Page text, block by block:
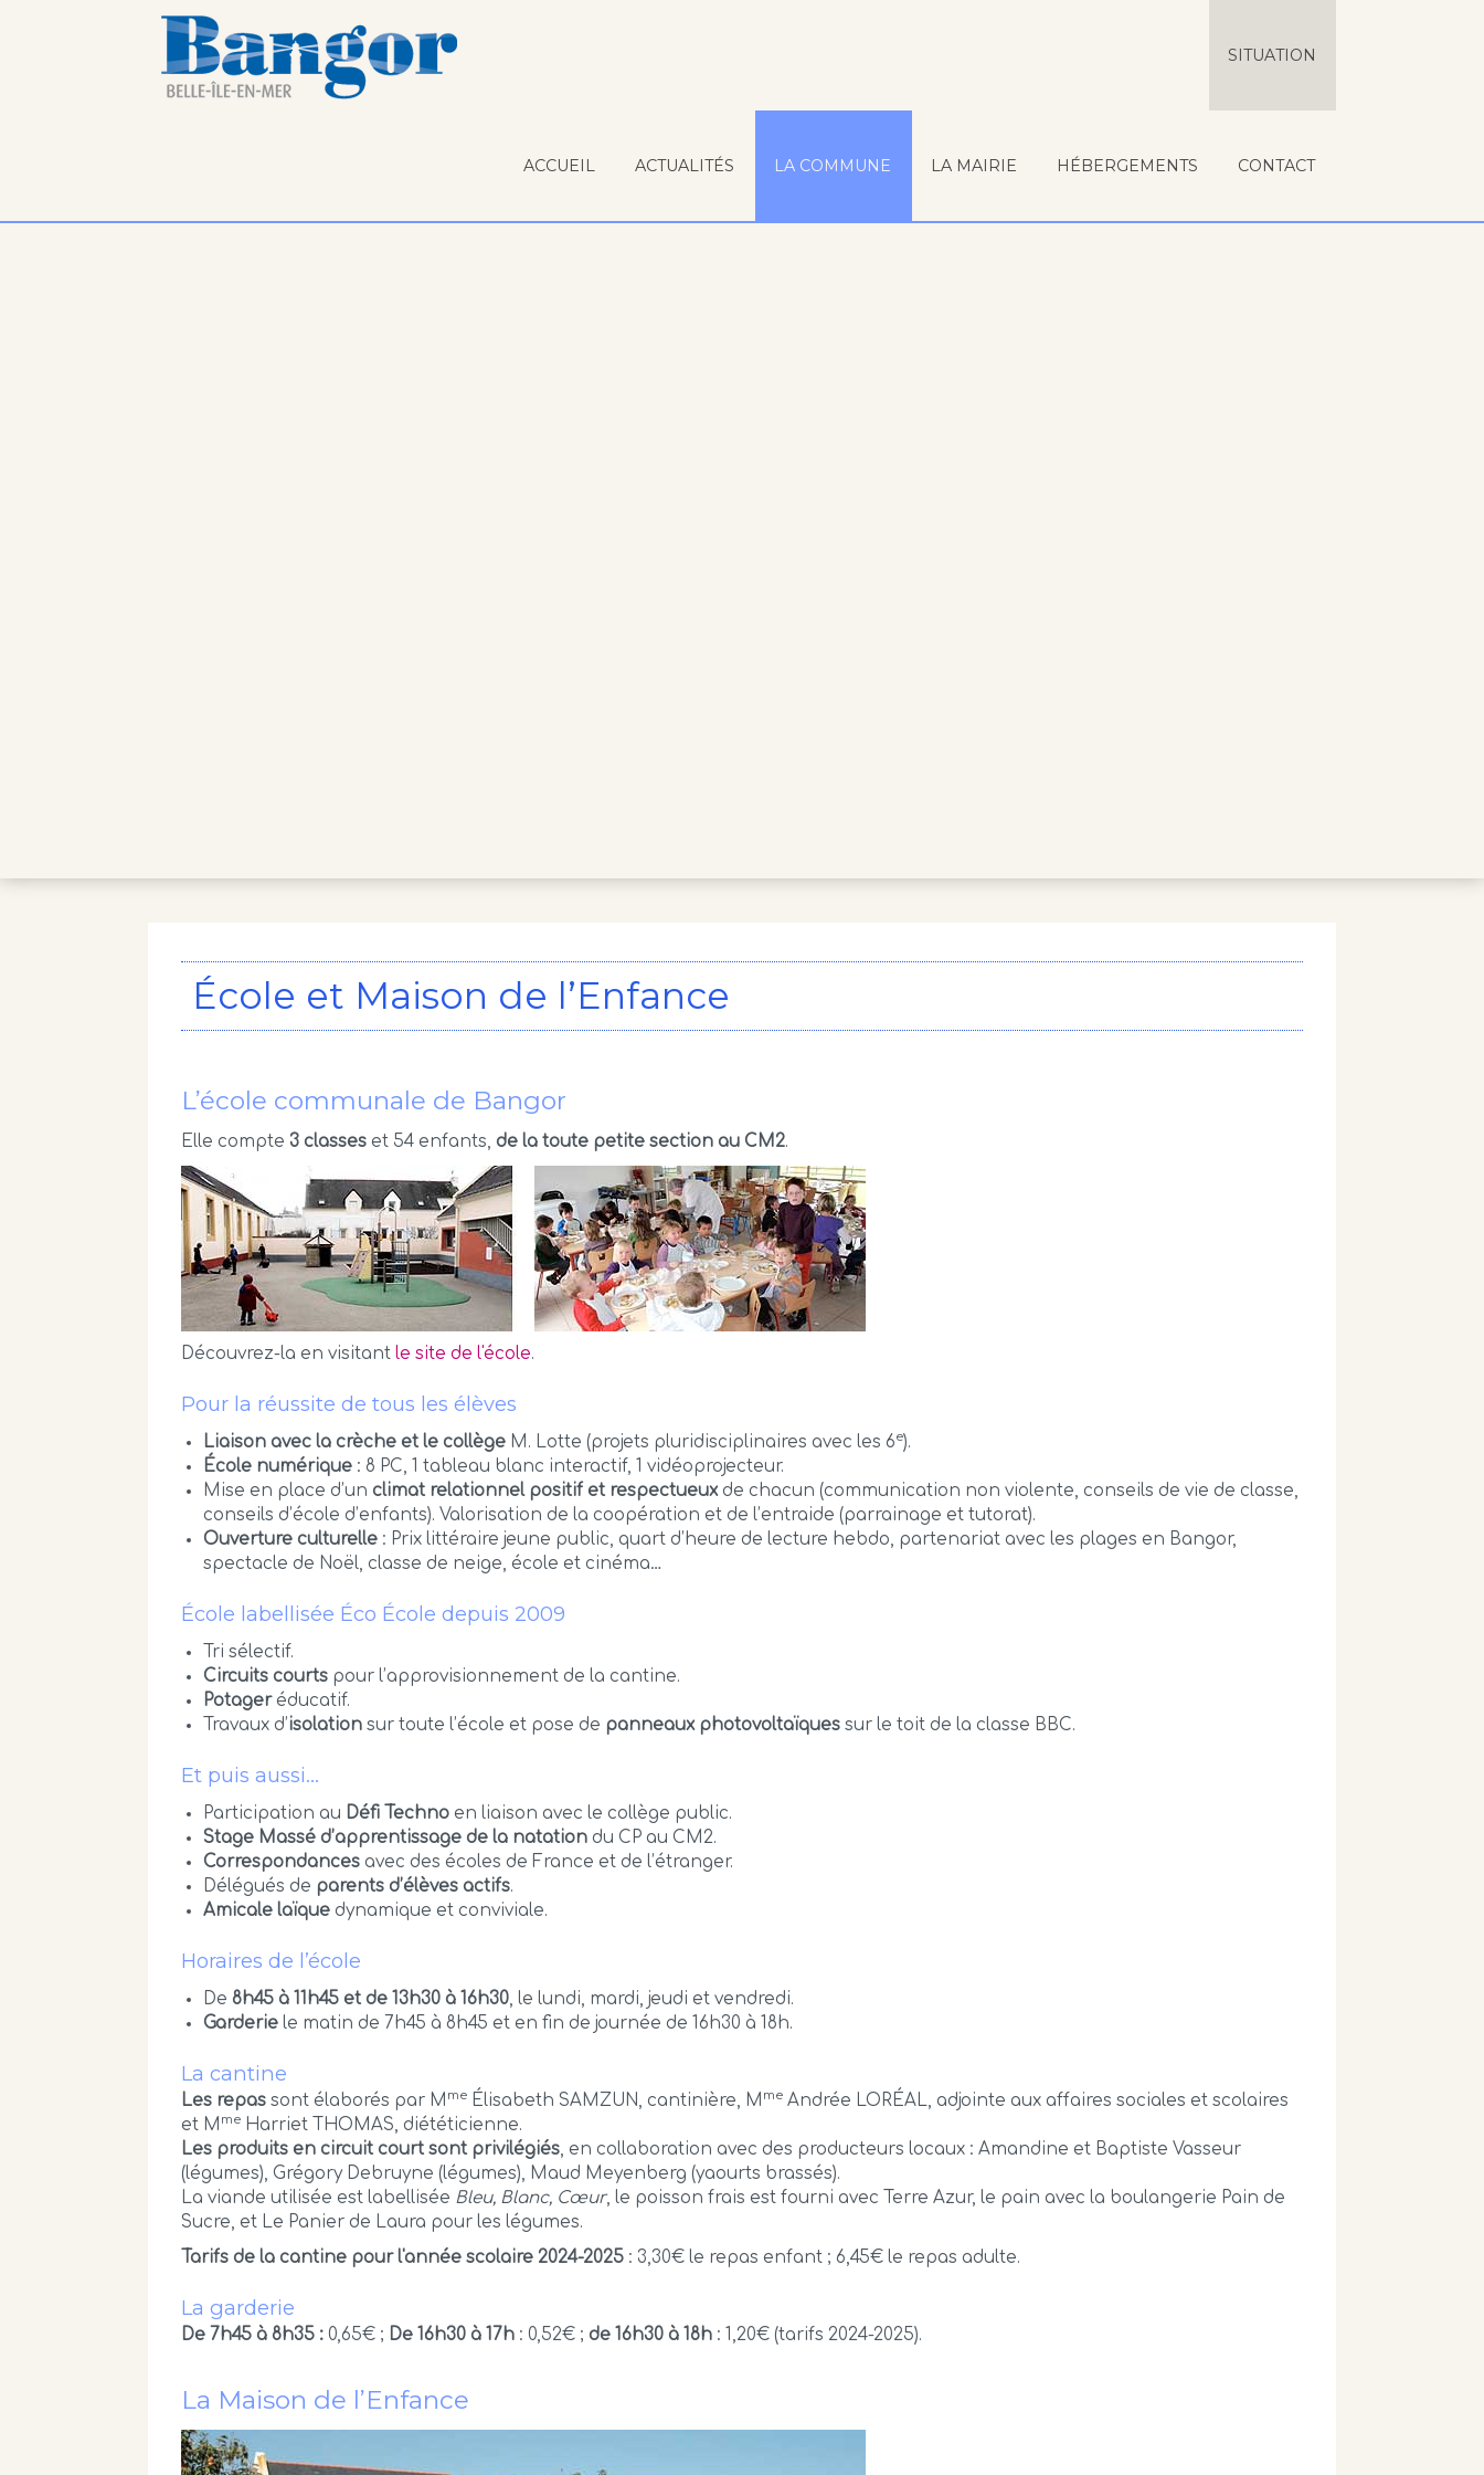
SITUATION
ACCUEIL ACTUALITÉS LA COMMUNE LA MAIRIE HÉBERGEMENTS CONTACT
École et Maison de l’Enfance
L’école communale de Bangor
Elle compte 3 classes et 54 enfants, de la toute petite section au CM2.
Découvrez-la en visitantle site de l'école.
Pour la réussite de tous les élèves
Liaison avec la crèche et le collège M. Lotte (projets pluridisciplinaires avec les 6e).
École numérique : 8 PC, 1 tableau blanc interactif, 1 vidéoprojecteur.
Mise en place d’un climat relationnel positif et respectueuxde chacun (communication non violente, conseils de vie de classe,
conseils d’école d’enfants). Valorisation de la coopération et de l’entraide (parrainage et tutorat).
Ouverture culturelle : Prix littéraire jeune public, quart d’heure de lecture hebdo, partenariat avec les plages en Bangor,
spectacle de Noël, classe de neige, école et cinéma…
École labellisée Éco École depuis 2009
Tri sélectif.
Circuits courts pour l’approvisionnement de la cantine.
Potageréducatif.
Travaux d’isolation sur toute l’école et pose de panneaux photovoltaïques sur le toit de la classe BBC.
Et puis aussi…
Participation au Défi Techno en liaison avec le collège public.
Stage Massé d’apprentissage de la natation du CP au CM2.
Correspondances avec des écoles de France et de l’étranger.
Délégués de parents d’élèves actifs.
Amicale laïque dynamique et conviviale.
Horaires de l’école
De 8h45 à 11h45 et de 13h30 à 16h30, le lundi, mardi, jeudi et vendredi.
Garderie le matin de 7h45 à 8h45 et en fin de journée de 16h30 à 18h.
La cantine
Les repas sont élaborés par M me Élisabeth SAMZUN, cantinière, M me Andrée LORÉAL, adjointe aux affaires sociales et scolaires
et M me Harriet THOMAS, diététicienne.
Les produits en circuit court sont privilégiés, en collaboration avec des producteurs locaux : Amandine et Baptiste Vasseur
(légumes), Grégory Debruyne (légumes), Maud Meyenberg (yaourts brassés).
La viande utilisée est labellisée Bleu, Blanc, Cœur, le poisson frais est fourni avec Terre Azur, le pain avec la boulangerie Pain de
Sucre, et Le Panier de Laura pour les légumes.
Tarifs de la cantine pour l'année scolaire 2024-2025 : 3,30€ le repas enfant ; 6,45€ le repas adulte.
La garderie
De 7h45 à 8h35 : 0,65€ ; De 16h30 à 17h : 0,52€ ; de 16h30 à 18h : 1,20€ (tarifs 2024-2025).
La Maison de l’Enfance